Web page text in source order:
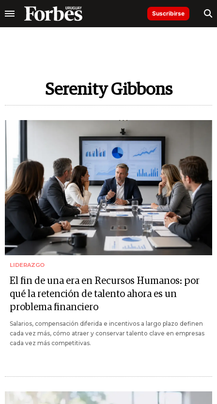
Suscribirse
Serenity Gibbons
LIDERAZGO
El fin de una era en Recursos Humanos: por
qué la retención de talento ahora es un
problema financiero
Salarios, compensación diferida e incentivos a largo plazo definen
cada vez más, cómo atraer y conservar talento clave en empresas
cada vez más competitivas.